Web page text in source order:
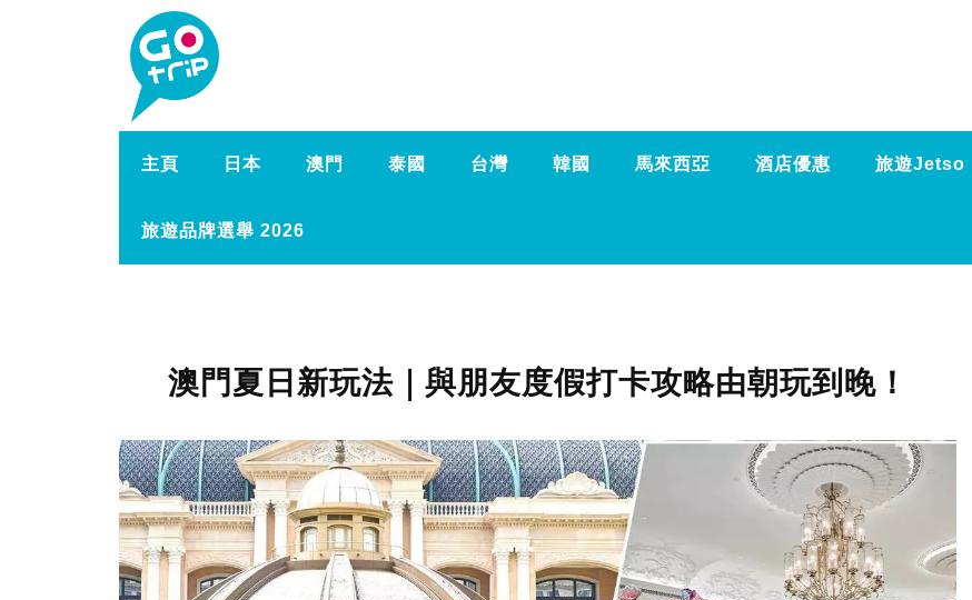
主頁 日本 澳門 泰國 台灣 韓國 馬來西亞 酒店優惠 旅遊Jetso
旅遊品牌選舉 2026
澳門夏日新玩法｜與朋友度假打卡攻略由朝玩到晚！